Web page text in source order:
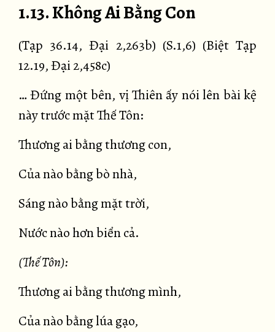
1.13. Không Ai Bằng Con
(Tạp 36.14, Đại 2,263b) (S.1,6) (Biệt Tạp
12.19, Đại 2,458c)
… Đứng một bên, vị Thiên ấy nói lên bài kệ
này trước mặt Thế Tôn:
Thương ai bằng thương con,
Của nào bằng bò nhà,
Sáng nào bằng mặt trời,
Nước nào hơn biển cả.
(Thế Tôn):
Thương ai bằng thương mình,
Của nào bằng lúa gạo,